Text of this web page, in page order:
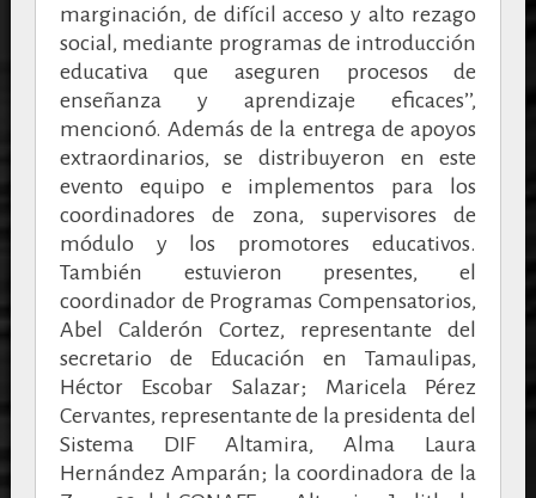
marginación, de difícil acceso y alto rezago
social, mediante programas de introducción
educativa que aseguren procesos de
enseñanza y aprendizaje eficaces’’,
mencionó. Además de la entrega de apoyos
extraordinarios, se distribuyeron en este
evento equipo e implementos para los
coordinadores de zona, supervisores de
módulo y los promotores educativos.
También estuvieron presentes, el
coordinador de Programas Compensatorios,
Abel Calderón Cortez, representante del
secretario de Educación en Tamaulipas,
Héctor Escobar Salazar; Maricela Pérez
Cervantes, representante de la presidenta del
Sistema DIF Altamira, Alma Laura
Hernández Amparán; la coordinadora de la